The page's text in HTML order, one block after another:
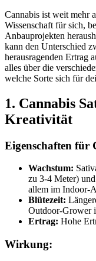
Cannabis ist weit mehr
Wissenschaft für sich,
Anbauprojekten
kann den Unterschied
herausragenden Ertrag
alles über die
welche Sorte sich für
1. Cannabis
Kreativität
Eigenschaften für
Wachstum:
zu 3-4 Meter)
allem im Indoor-
Blütezeit:
Outdoor-Grower
Ertrag: Hohe
Wirkung: